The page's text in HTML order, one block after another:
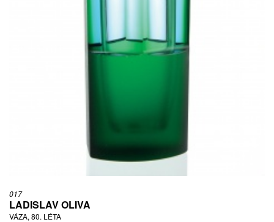
017
LADISLAV OLIVA
VÁZA, 80. LÉTA